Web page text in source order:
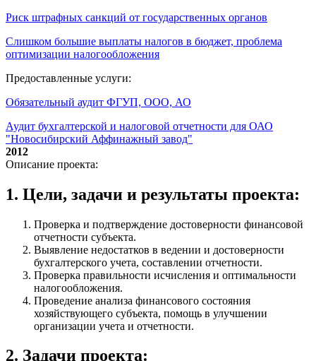
Риск штрафных санкций от государственных органов
Слишком большие выплаты налогов в бюджет, проблема
оптимизации налогообложения
Предоставленные услуги:
Обязательный аудит ФГУП, ООО, АО
Аудит бухгалтерской и налоговой отчетности для ОАО
"Новосибирский Аффинажный завод"
2012
Описание проекта:
1. Цели, задачи и результаты проекта:
Проверка и подтверждение достоверности финансовой
отчетности субъекта.
Выявление недостатков в ведении и достоверности
бухгалтерского учета, составлении отчетности.
Проверка правильности исчисления и оптимальности
налогообложения.
Проведение анализа финансового состояния
хозяйствующего субъекта, помощь в улучшении
организации учета и отчетности.
2. Задачи проекта: